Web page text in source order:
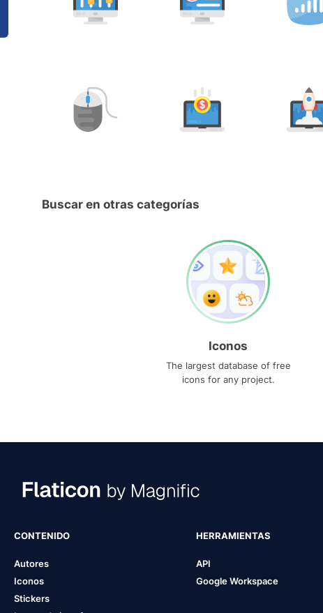
Buscar en otras categorías
Iconos
The largest database of free
icons for any project.
CONTENIDO
Autores
Iconos
Stickers
HERRAMIENTAS
API
Google Workspace